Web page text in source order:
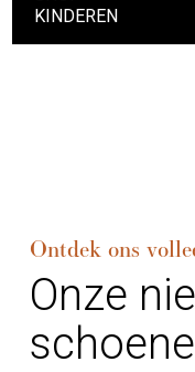
KINDEREN
Ontdek ons
Onze